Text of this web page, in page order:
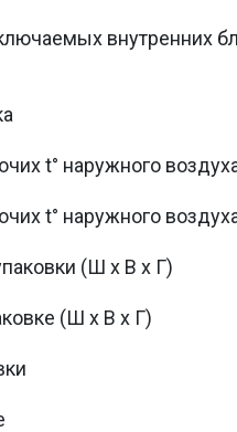
внутренних
t° наружного
t° наружного
(Ш х В х Г)
(Ш х В х Г)